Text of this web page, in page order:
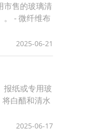
市售的玻璃清
。 - 微纤维布
2025-06-21
报纸或专用玻
白醋和清水
2025-06-17